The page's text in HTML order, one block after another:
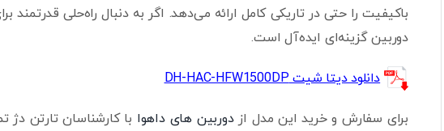
باکیفیت را حتی در تاریکی کامل ارائه می‌دهد. اگر به دنبال راه‌حلی
دوربین گزینه‌ای ایده‌آل است.
دانلود دیتا شیت DH-HAC-HFW1500DP
برای سفارش و خرید این مدل ازدوربین های داهوا با کارشناسان تارتن دژ